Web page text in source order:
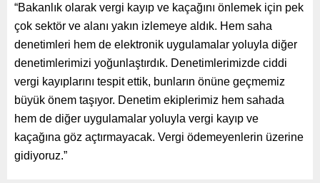
“Bakanlık olarak vergi kayıp ve kaçağını önlemek için pek
çok sektör ve alanı yakın izlemeye aldık. Hem saha
denetimleri hem de elektronik uygulamalar yoluyla diğer
denetimlerimizi yoğunlaştırdık. Denetimlerimizde ciddi
vergi kayıplarını tespit ettik, bunların önüne geçmemiz
büyük önem taşıyor. Denetim ekiplerimiz hem sahada
hem de diğer uygulamalar yoluyla vergi kayıp ve
kaçağına göz açtırmayacak. Vergi ödemeyenlerin üzerine
gidiyoruz.”